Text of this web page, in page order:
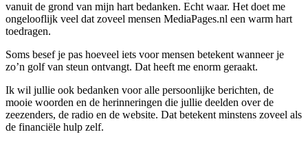
vanuit de grond van mijn hart bedanken. Echt waar. Het doet me
ongelooflijk veel dat zoveel mensen MediaPages.nl een warm hart
toedragen.
Soms besef je pas hoeveel iets voor mensen betekent wanneer je
zo’n golf van steun ontvangt. Dat heeft me enorm geraakt.
Ik wil jullie ook bedanken voor alle persoonlijke berichten, de
mooie woorden en de herinneringen die jullie deelden over de
zeezenders, de radio en de website. Dat betekent minstens zoveel als
de financiële hulp zelf.